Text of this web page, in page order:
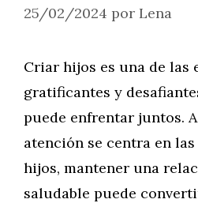
25/02/2024 por Lena
Criar hijos es una de las
gratificantes y
puede enfrentar juntos.
atención se centra en
hijos, mantener una
saludable puede